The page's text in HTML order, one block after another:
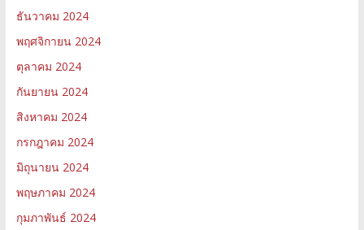
ธันวาคม 2024
พฤศจิกายน 2024
ตุลาคม 2024
กันยายน 2024
สิงหาคม 2024
กรกฎาคม 2024
มิถุนายน 2024
พฤษภาคม 2024
กุมภาพันธ์ 2024